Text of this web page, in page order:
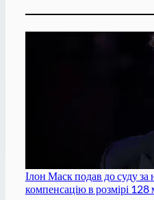
Ілон Маск подав до суду за
компенсацію в розмірі 128